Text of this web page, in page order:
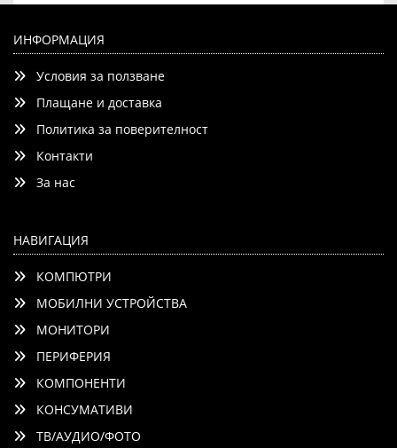
Business 920-011004 - графит
ИНФОРМАЦИЯ
Условия за ползване
Плащане и доставка
Политика за поверителност
Контакти
За нас
НАВИГАЦИЯ
КОМПЮТРИ
МОБИЛНИ УСТРОЙСТВА
МОНИТОРИ
ПЕРИФЕРИЯ
КОМПОНЕНТИ
КОНСУМАТИВИ
ТВ/АУДИО/ФОТО